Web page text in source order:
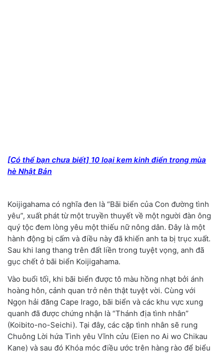
[Có thể bạn chưa biết] 10 loại kem kinh điển trong mùa
hè Nhật Bản
Koijigahama có nghĩa đen là “Bãi biển của Con đường tình
yêu”, xuất phát từ một truyền thuyết về một người đàn ông
quý tộc đem lòng yêu một thiếu nữ nông dân. Đây là một
hành động bị cấm và điều này đã khiến anh ta bị trục xuất.
Sau khi lang thang trên đất liền trong tuyệt vọng, anh đã
gục chết ở bãi biển Koijigahama.
Vào buổi tối, khi bãi biển được tô màu hồng nhạt bởi ánh
hoàng hôn, cảnh quan trở nên thật tuyệt vời. Cùng với
Ngọn hải đăng Cape Irago, bãi biển và các khu vực xung
quanh đã được chứng nhận là “Thánh địa tình nhân”
(Koibito-no-Seichi). Tại đây, các cặp tình nhân sẽ rung
Chuông Lời hứa Tình yêu Vĩnh cửu (Eien no Ai wo Chikau
Kane) và sau đó Khóa móc điều ước trên hàng rào để biểu